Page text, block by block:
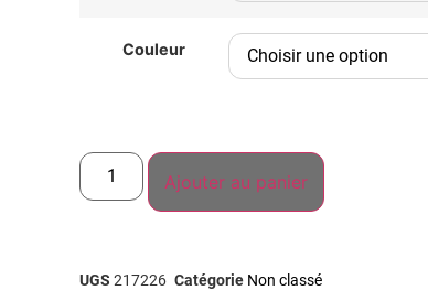
Couleur
Ajouter au panier
UGS 217226 Catégorie Non classé